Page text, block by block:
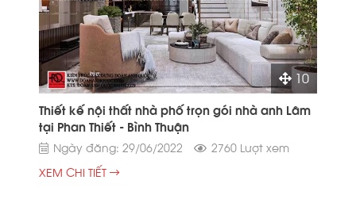
10
Thiết kế nội thất nhà phố trọn gói nhà anh Lâm
tại Phan Thiết - Bình Thuận
Ngày đăng: 29/06/2022
2760 Lượt xem
XEM CHI TIẾT